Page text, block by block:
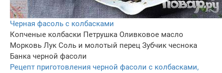
Черная фасоль с колбасками
Копченые колбаски Петрушка Оливковое масло
Морковь Лук Соль и молотый перец Зубчик чеснока
Банка черной фасоли
Рецепт приготовления черной фасоли с колбасками,